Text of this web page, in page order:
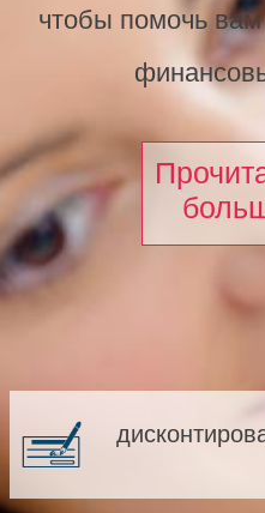
чтобы помочь